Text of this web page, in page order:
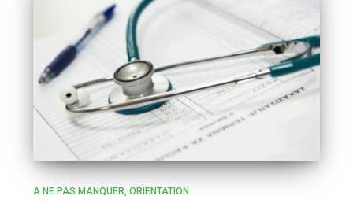
A NE PAS MANQUER ORIENTATION